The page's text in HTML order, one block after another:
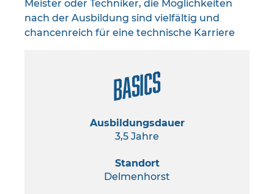
Meister oder Techniker, die Möglichkeiten
nach der Ausbildung sind vielfältig und
chancenreich für eine technische Karriere
Basics
Ausbildungsdauer
3,5 Jahre
Standort
Delmenhorst